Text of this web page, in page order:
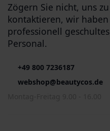
Zögern Sie nicht, uns zu
kontaktieren, wir haben
professionell geschultes
Personal.
+49 800 7236187
webshop@beautycos.de